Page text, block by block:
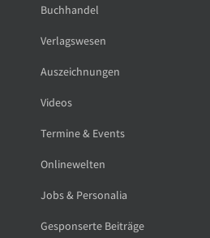
Buchhandel
Verlagswesen
Auszeichnungen
Videos
Termine & Events
Onlinewelten
Jobs & Personalia
Gesponserte Beiträge